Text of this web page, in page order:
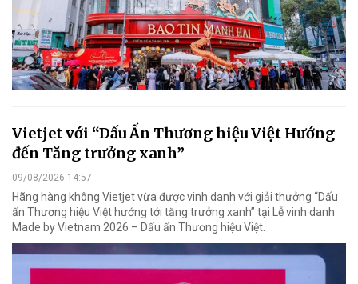
Vietjet với “Dấu Ấn Thương hiệu Việt Hướng
đến Tăng trưởng xanh”
09/08/2026 14:57
Hãng hàng không Vietjet vừa được vinh danh với giải thưởng “Dấu
ấn Thương hiệu Việt hướng tới tăng trưởng xanh” tại Lễ vinh danh
Made by Vietnam 2026 – Dấu ấn Thương hiệu Việt.